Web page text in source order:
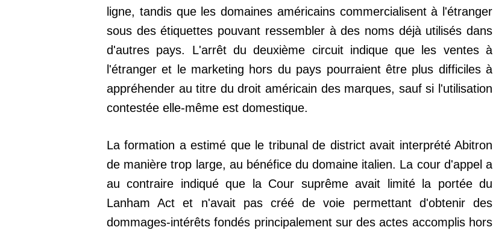
ligne, tandis que les domaines américains commercialisent à l'étranger
sous des étiquettes pouvant ressembler à des noms déjà utilisés dans
d'autres pays. L'arrêt du deuxième circuit indique que les ventes à
l'étranger et le marketing hors du pays pourraient être plus difficiles à
appréhender au titre du droit américain des marques, sauf si l'utilisation
contestée elle-même est domestique.
La formation a estimé que le tribunal de district avait interprété Abitron
de manière trop large, au bénéfice du domaine italien. La cour d'appel a
au contraire indiqué que la Cour suprême avait limité la portée du
Lanham Act et n'avait pas créé de voie permettant d'obtenir des
dommages-intérêts fondés principalement sur des actes accomplis hors